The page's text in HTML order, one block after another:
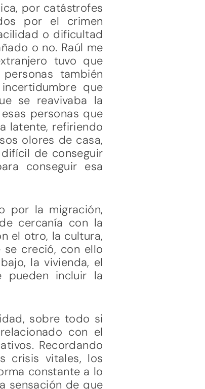
por catástrofes
por el crimen
o dificultad
o no. Raúl me
tuvo que
también
que
se reavivaba la
personas que
latente, refiriendo
olores de casa,
de conseguir
conseguir esa
por la migración,
cercanía con la
el otro, la cultura,
creció, con ello
la vivienda, el
pueden incluir la
sobre todo si
con el
Recordando
crisis vitales, los
constante a lo
sensación de que